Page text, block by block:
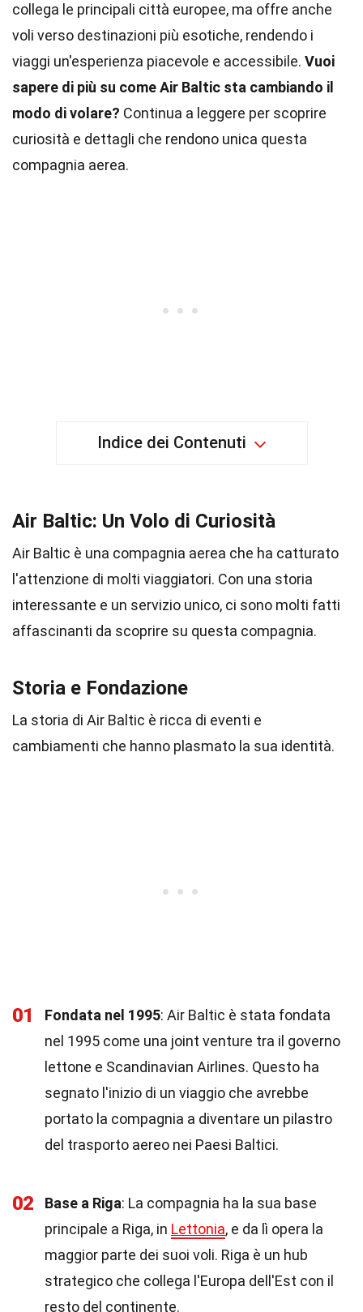
collega le principali città europee, ma offre anche
voli verso destinazioni più esotiche, rendendo i
viaggi un'esperienza piacevole e accessibile. Vuoi
sapere di più su come Air Baltic sta cambiando il
modo di volare? Continua a leggere per scoprire
curiosità e dettagli che rendono unica questa
compagnia aerea.
Indice dei Contenuti
Air Baltic: Un Volo di Curiosità
Air Baltic è una compagnia aerea che ha catturato
l'attenzione di molti viaggiatori. Con una storia
interessante e un servizio unico, ci sono molti fatti
affascinanti da scoprire su questa compagnia.
Storia e Fondazione
La storia di Air Baltic è ricca di eventi e
cambiamenti che hanno plasmato la sua identità.
01 Fondata nel 1995: Air Baltic è stata fondata
nel 1995 come una joint venture tra il governo
lettone e Scandinavian Airlines. Questo ha
segnato l'inizio di un viaggio che avrebbe
portato la compagnia a diventare un pilastro
del trasporto aereo nei Paesi Baltici.
02 Base a Riga: La compagnia ha la sua base
principale a Riga, in Lettonia, e da lì opera la
maggior parte dei suoi voli. Riga è un hub
strategico che collega l'Europa dell'Est con il
resto del continente.